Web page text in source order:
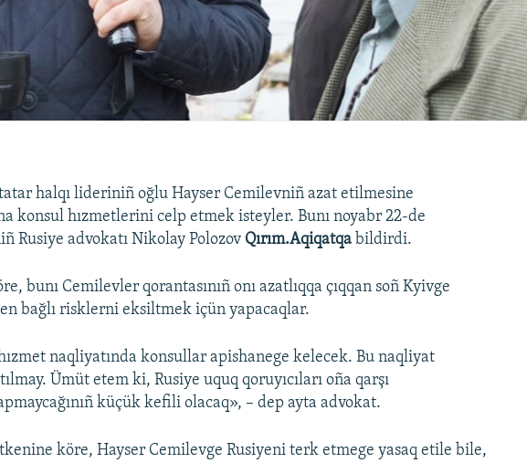
halqı lideriniñ oğlu Hayser Cemilevniñ azat etilmesine
konsul hızmetlerini celp etmek isteyler. Bunı noyabr 22-de
Rusiye advokatı Nikolay Polozov Qırım.Aqiqatqa bildirdi.
bunı Cemilevler qorantasınıñ onı azatlıqqa çıqqan soñ Kyivge
bağlı risklerni eksiltmek içün yapacaqlar.
naqliyatında konsullar apishanege kelecek. Bu naqliyat
Ümüt etem ki, Rusiye uquq qoruyıcıları oña qarşı
küçük kefili olacaq», – dep ayta advokat.
köre, Hayser Cemilevge Rusiyeni terk etmege yasaq etile bile,